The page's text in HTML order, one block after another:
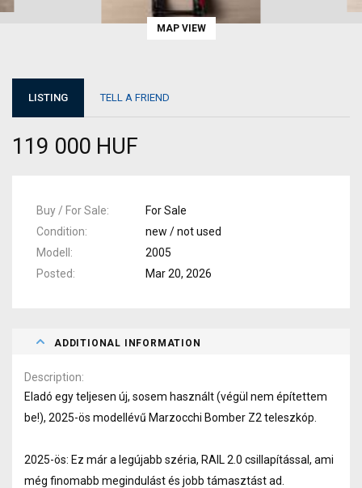
MAP VIEW
LISTING TELL A FRIEND
119 000 HUF
Buy / For Sale
For Sale
Condition
new / not used
Modell
2005
Posted
Mar 20, 2026
ADDITIONAL INFORMATION
Description
Eladó egy teljesen új, sosem használt (végül nem építettem
be!), 2025-ös modellévű Marzocchi Bomber Z2 teleszkóp.
2025-ös: Ez már a legújabb széria, RAIL 2.0 csillapítással, ami
még finomabb megindulást és jobb támasztást ad.